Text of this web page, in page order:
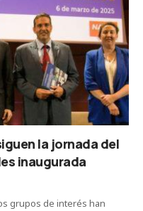
la jornada del
inaugurada
grupos de interés han